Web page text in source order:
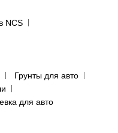
NCS
Грунты для авто
для авто